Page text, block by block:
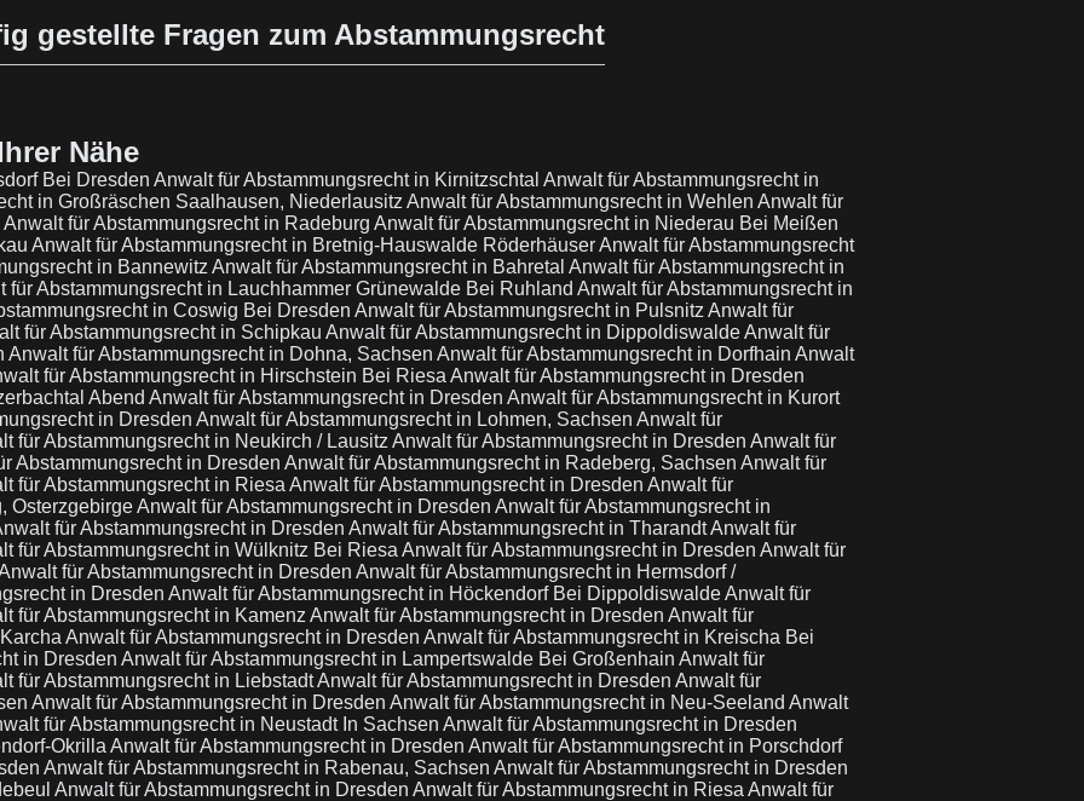
gestellte Fragen zum Abstammungsrecht
Nähe
Bei Dresden Anwalt für Abstammungsrecht in Kirnitzschtal Anwalt für Abstammungsrecht in
in Großräschen Saalhausen, Niederlausitz Anwalt für Abstammungsrecht in Wehlen Anwalt für
Anwalt für Abstammungsrecht in Radeburg Anwalt für Abstammungsrecht in Niederau Bei Meißen
Anwalt für Abstammungsrecht in Bretnig-Hauswalde RöderhäuserAnwalt für Abstammungsrecht
in Bannewitz Anwalt für Abstammungsrecht in Bahretal Anwalt für Abstammungsrecht in
für Abstammungsrecht in Lauchhammer Grünewalde Bei Ruhland Anwalt für Abstammungsrecht in
in Coswig Bei Dresden Anwalt für Abstammungsrecht in Pulsnitz Anwalt für
für Abstammungsrecht in Schipkau Anwalt für Abstammungsrecht in DippoldiswaldeAnwalt für
Anwalt für Abstammungsrecht in Dohna, Sachsen Anwalt für Abstammungsrecht in Dorfhain Anwalt
für Abstammungsrecht in Hirschstein Bei Riesa Anwalt für Abstammungsrecht in Dresden
Abend Anwalt für Abstammungsrecht in Dresden Anwalt für Abstammungsrecht in Kurort
in Dresden Anwalt für Abstammungsrecht in Lohmen, Sachsen Anwalt für
für Abstammungsrecht in Neukirch / Lausitz Anwalt für Abstammungsrecht in Dresden Anwalt für
Abstammungsrecht in Dresden Anwalt für Abstammungsrecht in Radeberg, Sachsen Anwalt für
für Abstammungsrecht in Riesa Anwalt für Abstammungsrecht in Dresden Anwalt für
OsterzgebirgeAnwalt für Abstammungsrecht in Dresden Anwalt für Abstammungsrecht in
für Abstammungsrecht in Dresden Anwalt für Abstammungsrecht in TharandtAnwalt für
für Abstammungsrecht in Wülknitz Bei Riesa Anwalt für Abstammungsrecht in Dresden Anwalt für
für Abstammungsrecht in Dresden Anwalt für Abstammungsrecht in Hermsdorf /
in Dresden Anwalt für Abstammungsrecht in Höckendorf Bei DippoldiswaldeAnwalt für
für Abstammungsrecht in Kamenz Anwalt für Abstammungsrecht in Dresden Anwalt für
Anwalt für Abstammungsrecht in Dresden Anwalt für Abstammungsrecht in Kreischa Bei
in Dresden Anwalt für Abstammungsrecht in Lampertswalde Bei Großenhain Anwalt für
für Abstammungsrecht in LiebstadtAnwalt für Abstammungsrecht in Dresden Anwalt für
Anwalt für Abstammungsrecht in Dresden Anwalt für Abstammungsrecht in Neu-Seeland Anwalt
für Abstammungsrecht in Neustadt In Sachsen Anwalt für Abstammungsrecht in Dresden
Okrilla Anwalt für Abstammungsrecht in Dresden Anwalt für Abstammungsrecht in Porschdorf
Anwalt für Abstammungsrecht in Rabenau, Sachsen Anwalt für Abstammungsrecht in Dresden
Anwalt für Abstammungsrecht in Dresden Anwalt für Abstammungsrecht in Riesa Anwalt für